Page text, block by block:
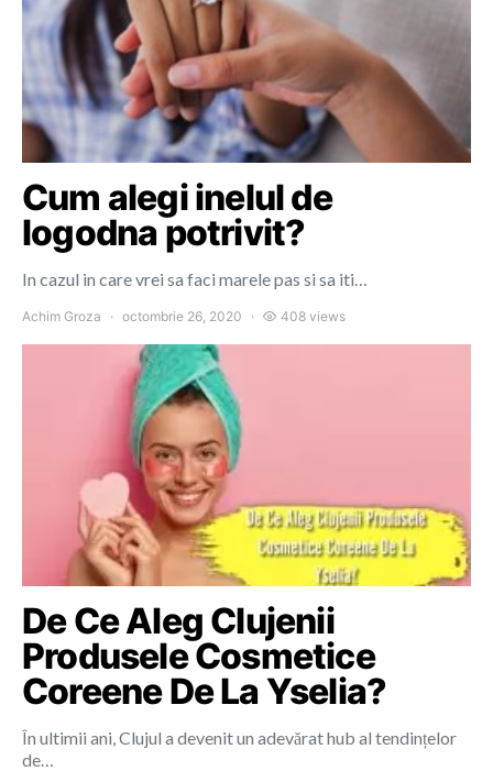
Cum alegi inelul de
logodna potrivit?
In cazul in care vrei sa faci marele pas si sa iti…
Achim Groza octombrie 26, 2020 408 views
De Ce Aleg Clujenii
Produsele Cosmetice
Coreene De La Yselia?
În ultimii ani, Clujul a devenit un adevărat hub al tendințelor
de…